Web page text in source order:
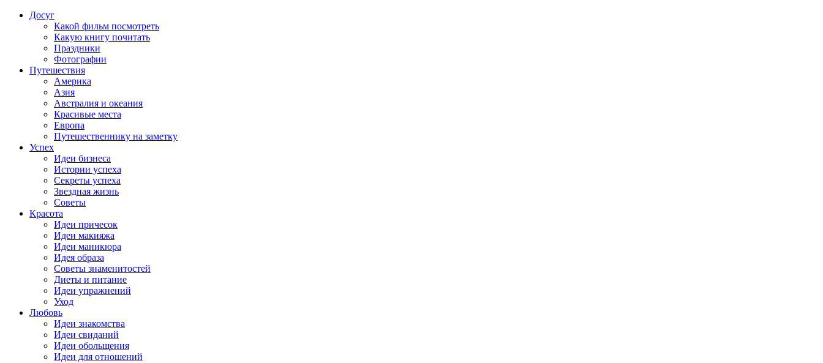
Досуг
Какой фильм посмотреть
Какую книгу почитать
Праздники
Фотографии
Путешествия
Америка
Азия
Австралия и океания
Красивые места
Европа
Путешественнику на заметку
Успех
Идеи бизнеса
Истории успеха
Секреты успеха
Звездная жизнь
Советы
Красота
Идеи причесок
Идеи макияжа
Идеи маникюра
Идея образа
Советы знаменитостей
Диеты и питание
Идеи упражнений
Уход
Любовь
Идеи знакомства
Идеи свиданий
Идеи обольщения
Идеи для отношений